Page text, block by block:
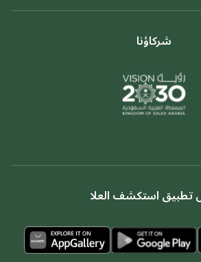
شركاؤنا
تطبيق استكشف العلا